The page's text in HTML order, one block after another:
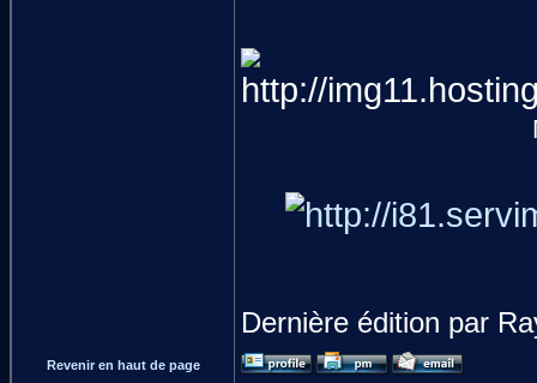
Dernière édition par
Revenir en haut de page